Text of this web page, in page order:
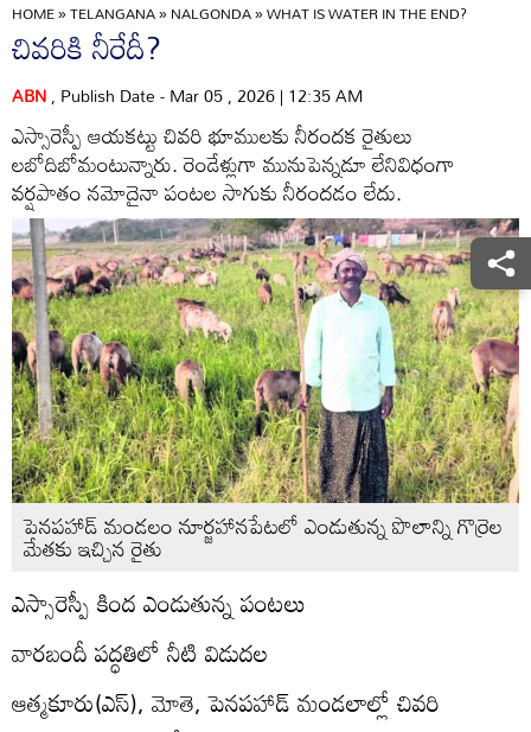
HOME»TELANGANA»NALGONDA»WHAT IS WATER IN THE END?
చివరికి నీరేదీ?
ABN, Publish Date - Mar 05 , 2026 | 12:35 AM
ఎస్సారెస్పీ ఆయకట్టు చివరి భూములకు నీరందక రైతులు
లబోదిబోమంటున్నారు. రెండేళ్లుగా మునుపెన్నడూ లేనివిధంగా
వర్షపాతం నమోదైనా పంటల సాగుకు నీరందడం లేదు.
పెనపహాడ్‌ మండలం నూర్జహానపేటలో ఎండుతున్న పొలాన్ని గొర్రెల
మేతకు ఇచ్చిన రైతు
ఎస్సారెస్పీ కింద ఎండుతున్న పంటలు
వారబందీ పద్ధతిలో నీటి విడుదల
ఆత్మకూరు(ఎస్‌), మోతె, పెనపహాడ్‌ మండలాల్లో చివరి